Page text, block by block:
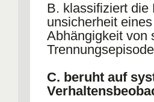
B. klassifiziert die
unsicherheit
Abhängigkeit von
C. beruht auf